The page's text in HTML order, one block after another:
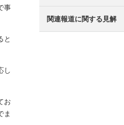
事
と
し
お
ま
関連報道に関する見解